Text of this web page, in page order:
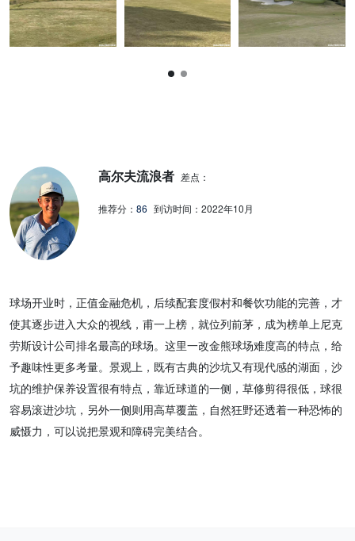
球场开业时，正值金融危机，后续配套度假村和餐饮功能的完善，才
使其逐步进入大众的视线，甫一上榜，就位列前茅，成为榜单上尼克
劳斯设计公司排名最高的球场。这里一改金熊球场难度高的特点，给
予趣味性更多考量。景观上，既有古典的沙坑又有现代感的湖面，沙
坑的维护保养设置很有特点，靠近球道的一侧，草修剪得很低，球很
容易滚进沙坑，另外一侧则用高草覆盖，自然狂野还透着一种恐怖的
威慑力，可以说把景观和障碍完美结合。
高尔夫流浪者 差点：
推荐分： 86 到访时间： 2022年10月